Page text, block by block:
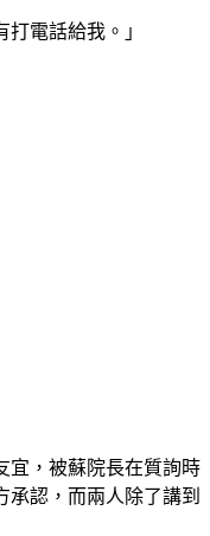
宜，被蘇院長在質詢時
認，而兩人除了講到